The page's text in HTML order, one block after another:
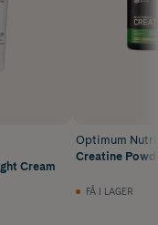
Cream
Optimum
FÅ I LAGER